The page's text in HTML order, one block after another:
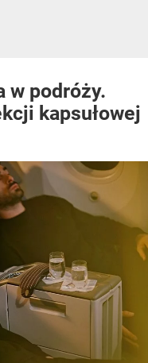
w podróży.
kapsułowej